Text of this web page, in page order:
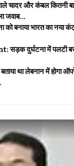
चादर और कंबल कितनी
जवाब…
को बनाया भारत का नया
दुर्घटना में पलटी
था लेबनान में होगा